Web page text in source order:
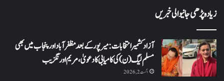
زیادہ پڑھی جانیوالی خبریں
آزاد کشمیر انتخابات: میرپور کے بعد مظفرآباد اور پنجاب میں بھی
مسلم لیگ (ن) کی کامیابی کا دعویٰ، مریم اورنگزیب
اگست 2, 2026